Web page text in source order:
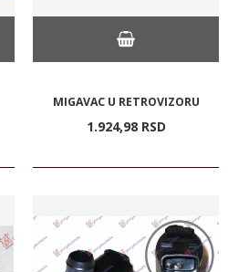
MIGAVAC U RETROVIZORU
1.924,98 RSD